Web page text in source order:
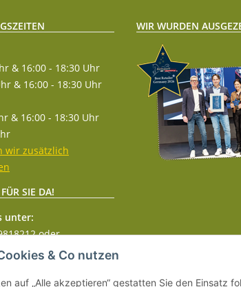
& 16:00 - 18:30 Uhr
& 16:00 - 18:30 Uhr
& 16:00 - 18:30 Uhr
wir zusätzlich
SIE DA!
unter:
oder
WIR WURDEN
& Co nutzen
auf „Alle akzeptieren“ gestatten Sie den Einsatz